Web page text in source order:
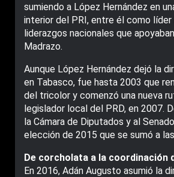
sumiendo a López Hernández en
interior del PRI, entre él como
liderazgos nacionales que
Madrazo.
Aunque López Hernández dejó la
en Tabasco, fue hasta 2003 que
del tricolor y comenzó una nueva
legislador local del PRD, en 2007.
la Cámara de Diputados y al
elección de 2015 que se sumó a
De corcholata a la coordinación
En 2016, Adán Augusto asumió la